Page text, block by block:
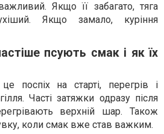
Якщо її забагато, тяга
Якщо замало, куріння
псують смак і як їх
поспіх на старті, перегрів і
Часті затяжки одразу після
верхній шар. Також
коли смак вже став важким.